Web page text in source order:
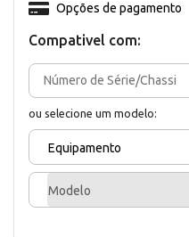
Compativel com:
ou selecione um modelo:
Equipamento
Modelo
Opções de pagamento